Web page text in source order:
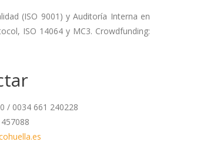
(ISO 9001) y Auditoría Interna en
ISO 14064 y MC3. Crowdfunding:
/ 0034 661 240228